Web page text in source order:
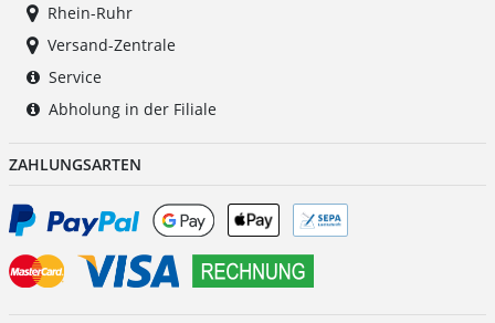
Rhein-Ruhr
Versand-Zentrale
Service
Abholung in der Filiale
ZAHLUNGSARTEN